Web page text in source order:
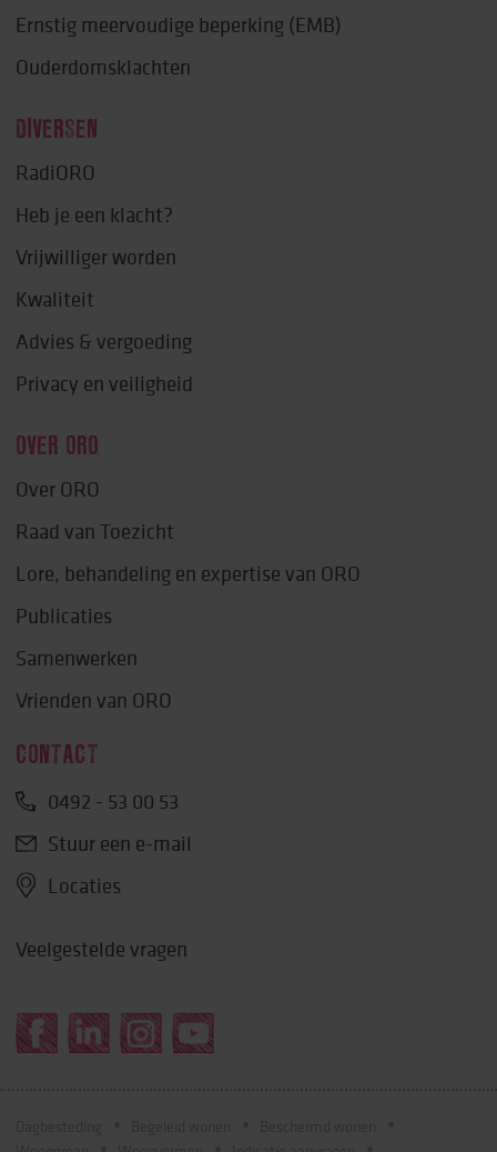
Ernstig meervoudige beperking (EMB)
Ouderdomsklachten
DIVERSEN
RadiORO
Heb je een klacht?
Vrijwilliger worden
Kwaliteit
Advies & vergoeding
Privacy en veiligheid
OVER ORO
Over ORO
Raad van Toezicht
Lore, behandeling en expertise van ORO
Publicaties
Samenwerken
Vrienden van ORO
CONTACT
0492 - 53 00 53
Stuur een e-mail
Locaties
Veelgestelde vragen